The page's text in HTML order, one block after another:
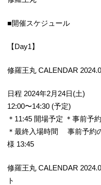
■開催スケジュール
【Day1】
修羅王丸 CALENDAR
日程 2024年2月24日(土)
12:00〜14:30 (予定)
＊11:45 開場予定 ＊事前予
＊最終入場時間 事前予約
様 13:45
修羅王丸 CALENDAR
ト